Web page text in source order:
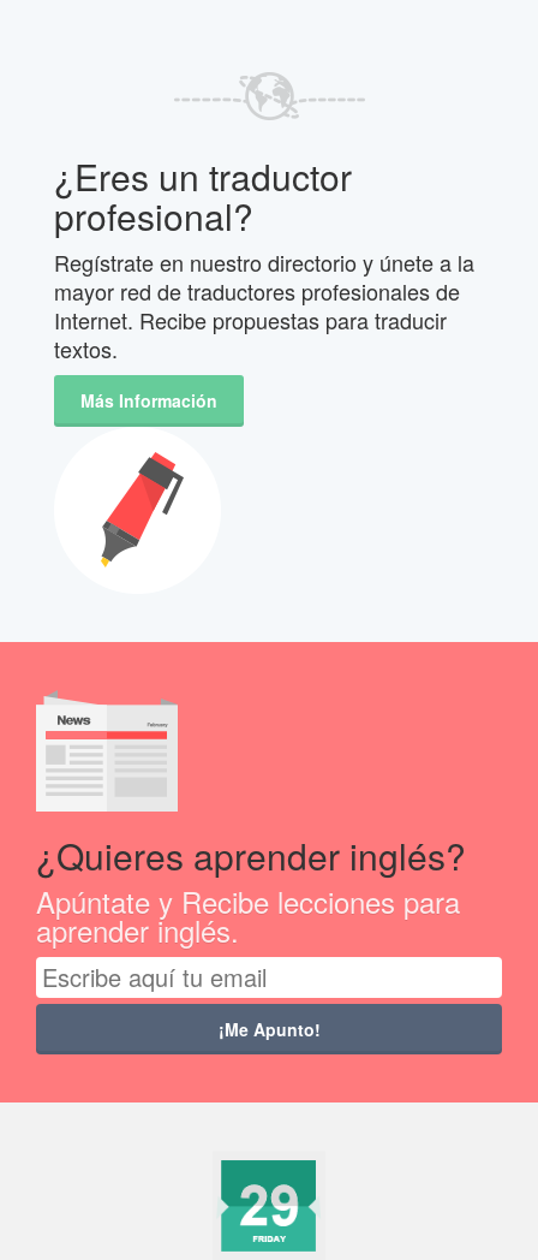
¿Eres un traductor
profesional?
Regístrate en nuestro directorio y únete a la
mayor red de traductores profesionales de
Internet. Recibe propuestas para traducir
textos.
Más Información
¿Quieres aprender inglés?
Apúntate y Recibe lecciones para
aprender inglés.